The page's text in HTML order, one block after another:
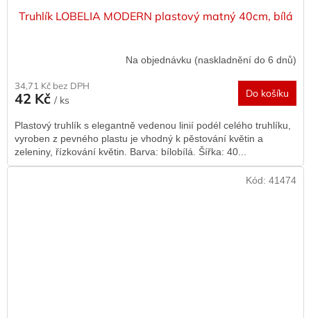
Truhlík LOBELIA MODERN plastový matný 40cm, bílá
Na objednávku (naskladnění do 6 dnů)
34,71 Kč bez DPH
42 Kč / ks
Do košíku
Plastový truhlík s elegantně vedenou linií podél celého truhlíku,
vyroben z pevného plastu je vhodný k pěstování květin a
zeleniny, řízkování květin. Barva: bílobílá. Šířka: 40...
Kód: 41474